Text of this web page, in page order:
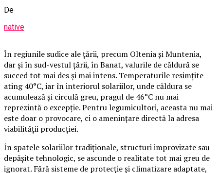
De
native
În regiunile sudice ale țării, precum Oltenia și Muntenia,
dar și în sud-vestul țării, în Banat, valurile de căldură se
succed tot mai des și mai intens. Temperaturile resimțite
ating 40°C, iar în interiorul solariilor, unde căldura se
acumulează și circulă greu, pragul de 46°C nu mai
reprezintă o excepție. Pentru legumicultori, aceasta nu mai
este doar o provocare, ci o amenințare directă la adresa
viabilității producției.
În spatele solariilor tradiționale, structuri improvizate sau
depășite tehnologic, se ascunde o realitate tot mai greu de
ignorat. Fără sisteme de protecție și climatizare adaptate,